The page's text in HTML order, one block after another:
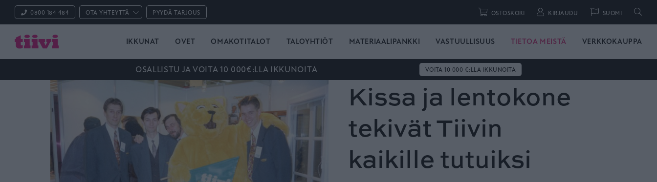
0800 184 484 OTA YHTEYTTÄ PYYDÄ TARJOUS OSTOSKORI KIRJAUDU SUOMI Hae
IKKUNAT OVET OMAKOTITALOT TALOYHTIÖT MATERIAALIPANKKI VASTUULLISUUS TIETOA MEISTÄ VERKKOKAUPPA
OSALLISTU JA VOITA 10 000€:LLA IKKUNOITA VOITA 10 000 €:LLA IKKUNOITA
Kissa ja lentokone
tekivät Tiivin
kaikille tutuiksi